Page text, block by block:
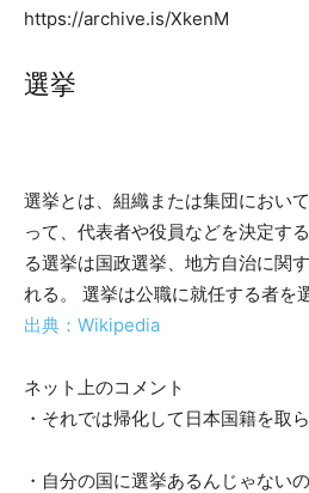
https://archive.is/XkenM
選挙
選挙とは、組織または集団におい
って、代表者や役員などを決定す
る選挙は国政選挙、地方自治に関
れる。 選挙は公職に就任する者を
出典：Wikipedia
ネット上のコメント
・それでは帰化して日本国籍を取
・自分の国に選挙あるんじゃない